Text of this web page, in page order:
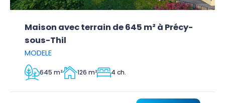
Maison avec terrain de 645 m² à Précy-
sous-Thil
MODELE
645 m² 126 m² 4 ch.